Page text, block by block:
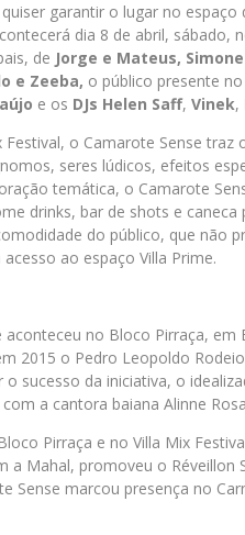
garantir o lugar no
dia 8 de abril, sábado,
de Jorge e Mateus,
e Zeeba, o público presente
e os DJs Helen Saff, Vinek,
o Camarote Sense traz
seres lúdicos, efeitos
temática, o Camarote
drinks, bar de shots e
do público, que não
ao espaço Villa Prime.
aconteceu no Bloco Pirraça,
2015 o Pedro Leopoldo
sucesso da iniciativa, o
a cantora baiana Alinne
Pirraça e no Villa Mix
a Mahal, promoveu o
Sense marcou presença no